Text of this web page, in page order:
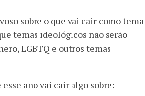
sobre o que vai cair como tema
temas ideológicos não serão
LGBTQ e outros temas
ano vai cair algo sobre: